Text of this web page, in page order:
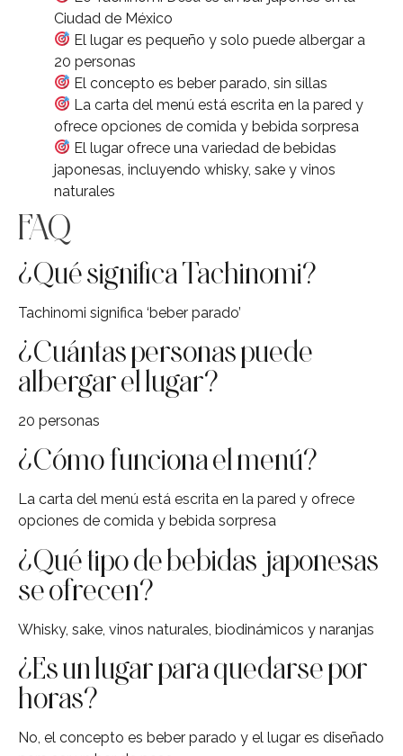
Ciudad de México
El lugar es pequeño y solo puede albergar a
20 personas
El concepto es beber parado, sin sillas
La carta del menú está escrita en la pared y
ofrece opciones de comida y bebida sorpresa
El lugar ofrece una variedad de bebidas
japonesas, incluyendo whisky, sake y vinos
naturales
FAQ
¿Qué significa Tachinomi?
Tachinomi significa ‘beber parado’
¿Cuántas personas puede
albergar el lugar?
20 personas
¿Cómo funciona el menú?
La carta del menú está escrita en la pared y ofrece
opciones de comida y bebida sorpresa
¿Qué tipo de bebidas japonesas
se ofrecen?
Whisky, sake, vinos naturales, biodinámicos y naranjas
¿Es un lugar para quedarse por
horas?
No, el concepto es beber parado y el lugar es diseñado